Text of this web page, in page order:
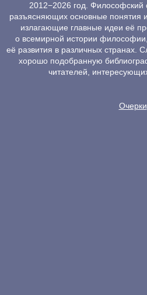
2012−2026 год. Философский
разъясняющих основные понятия
излагающие главные идеи её
о всемирной истории
её развития в различных странах.
хорошо подобранную
читателей,
Очерки